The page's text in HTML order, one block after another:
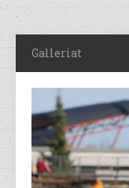
Galleriat